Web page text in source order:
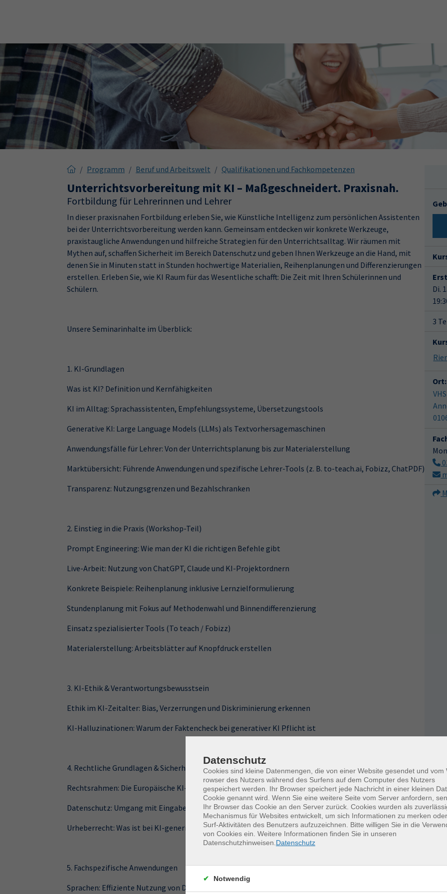
Programm Beruf und Arbeitswelt Qualifikationen und Fachkompetenzen
Unterrichtsvorbereitung mit KI – Maßgeschneidert. Praxisnah.
Fortbildung für Lehrerinnen und Lehrer
In dieser praxisnahen Fortbildung erleben Sie, wie Künstliche Intelligenz zum persönlichen Assistenten
bei der Unterrichtsvorbereitung werden kann. Gemeinsam entdecken wir konkrete Werkzeuge,
praxistaugliche Anwendungen und hilfreiche Strategien für den Unterrichtsalltag. Wir räumen mit
Mythen auf, schaffen Sicherheit im Bereich Datenschutz und geben Ihnen Werkzeuge an die Hand, mit
denen Sie in Minuten statt in Stunden hochwertige Materialien, Reihenplanungen und Differenzierungen
erstellen. Erleben Sie, wie KI Raum für das Wesentliche schafft: Die Zeit mit Ihren Schülerinnen und
Schülern.
Unsere Seminarinhalte im Überblick:
1. KI-Grundlagen
Was ist KI? Definition und Kernfähigkeiten
KI im Alltag: Sprachassistenten, Empfehlungssysteme, Übersetzungstools
Generative KI: Large Language Models (LLMs) als Textvorhersagemaschinen
Anwendungsfälle für Lehrer: Von der Unterrichtsplanung bis zur Materialerstellung
Marktübersicht: Führende Anwendungen und spezifische Lehrer-Tools (z. B. to-teach.ai, Fobizz, ChatPDF)
Transparenz: Nutzungsgrenzen und Bezahlschranken
2. Einstieg in die Praxis (Workshop-Teil)
Prompt Engineering: Wie man der KI die richtigen Befehle gibt
Live-Arbeit: Nutzung von ChatGPT, Claude und KI-Projektordnern
Konkrete Beispiele: Reihenplanung inklusive Lernzielformulierung
Stundenplanung mit Fokus auf Methodenwahl und Binnendifferenzierung
Einsatz spezialisierter Tools (To teach / Fobizz)
Materialerstellung: Arbeitsblätter auf Knopfdruck erstellen
3. KI-Ethik & Verantwortungsbewusstsein
Ethik im KI-Zeitalter: Bias, Verzerrungen und Diskriminierung erkennen
KI-Halluzinationen: Warum der Faktencheck bei generativer KI Pflicht ist
4. Rechtliche Grundlagen & Sicherheit
Rechtsrahmen: Die Europäische KI-Verordnung im Schulkontext
Datenschutz: Umgang mit Eingabedaten und Schutz von Schülerdaten
Urheberrecht: Was ist bei KI-generierten Inhalten zu beachten?
5. Fachspezifische Anwendungen
Sprachen: Effiziente Nutzung von DeepL
Di.
3
Ort:
VHS
Datenschutz
Cookies sind kleine Datenmengen, die von einer Website gesendet und vom
rowser des Nutzers während des Surfens auf dem Computer des Nutzers
gespeichert werden. Ihr Browser speichert jede Nachricht in einer kleinen
Cookie genannt wird. Wenn Sie eine weitere Seite vom Server anfordern,
Ihr Browser das Cookie an den Server zurück. Cookies wurden als
Mechanismus für Websites entwickelt, um sich Informationen zu merken
Surf-Aktivitäten des Benutzers aufzuzeichnen. Bitte willigen Sie in die
von Cookies ein. Weitere Informationen finden Sie in unseren
Datenschutzhinweisen. Datenschutz
Notwendig